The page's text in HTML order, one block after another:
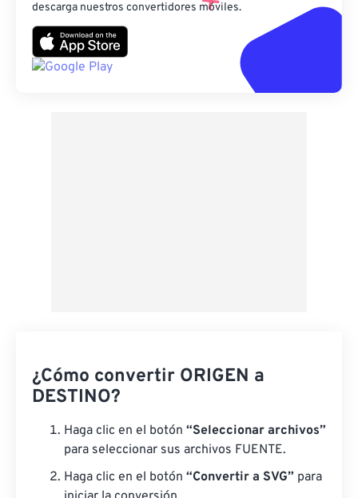
descarga nuestros convertidores móviles.
¿Cómo convertir ORIGEN a
DESTINO?
Haga clic en el botón “Seleccionar archivos”
para seleccionar sus archivos FUENTE.
Haga clic en el botón “Convertir a SVG” para